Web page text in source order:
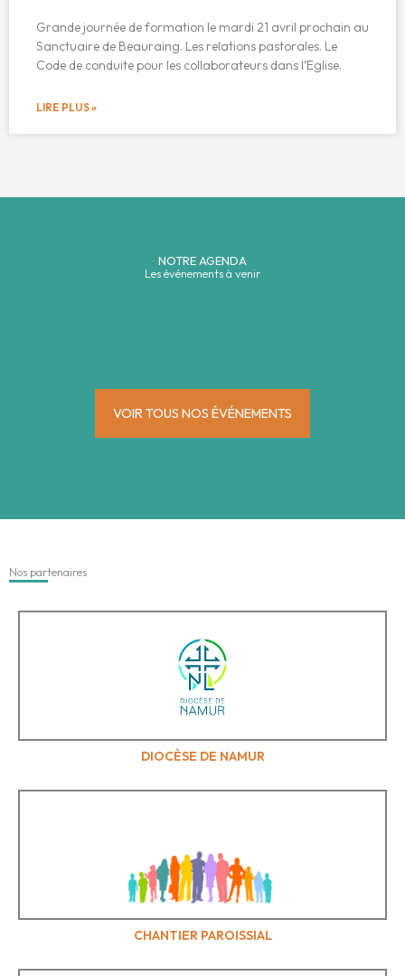
Grande journée de formation le mardi 21 avril prochain au
Sanctuaire de Beauraing. Les relations pastorales. Le
Code de conduite pour les collaborateurs dans l’Eglise.
LIRE PLUS »
NOTRE AGENDA
Les événements à venir
VOIR TOUS NOS ÉVÉNEMENTS
Nos partenaires
DIOCÈSE DE NAMUR
CHANTIER PAROISSIAL